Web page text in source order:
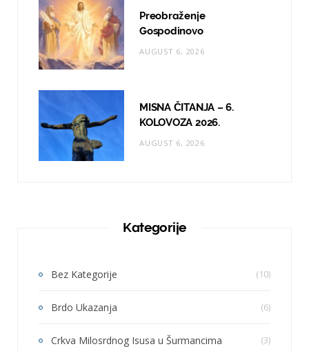
Preobraženje
Gospodinovo
AUGUST 6, 2026
MISNA ČITANJA – 6.
KOLOVOZA 2026.
AUGUST 6, 2026
Kategorije
Bez Kategorije (10)
Brdo Ukazanja (6)
Crkva Milosrdnog Isusa u Šurmancima (3)